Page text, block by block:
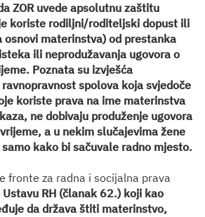
ZOR uvede apsolutnu zaštitu
koriste rodiljni/roditeljski dopust ili
osnovi materinstva) od prestanka
ili neprodužavanja ugovora o
Poznata su izvješća
spolova koja svjedoče
koriste prava na ime materinstva
ne dobivaju produženje ugovora
a u nekim slučajevima žene
kako bi sačuvale radno mjesto.
fronte za radna i socijalna prava
Ustavu RH (članak 62.) koji kao
da država štiti materinstvo,